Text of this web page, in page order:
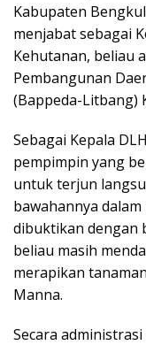
Kabupaten
menjabat sebagai
Kehutanan, beliau
Pembangunan
(Bappeda-Litbang)
Sebagai Kepala
pempimpin yang
untuk terjun
bawahannya
dibuktikan dengan
beliau masih
merapikan
Manna.
Secara